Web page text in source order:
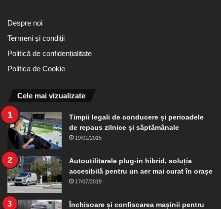
Despre noi
Termeni și condiții
Politică de confidențialitate
Politica de Cookie
Cele mai vizualizate
Timpii legali de conducere și perioadele
de repaus zilnice și săptămânale
19/01/2015
Autoutilitarele plug-in hibrid, soluția
accesibilă pentru un aer mai curat în orașe
17/07/2019
Închisoare și confiscarea mașinii pentru